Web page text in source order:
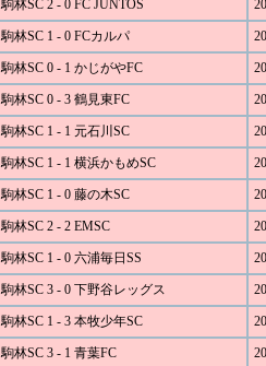
駒林SC 2 - 0 FC JUNTOS
駒林SC 1 - 0 FCカルパ
駒林SC 0 - 1 かじがやFC
駒林SC 0 - 3 鶴見東FC
駒林SC 1 - 1 元石川SC
駒林SC 1 - 1 横浜かもめSC
駒林SC 1 - 0 藤の木SC
駒林SC 2 - 2 EMSC
駒林SC 1 - 0 六浦毎日SS
駒林SC 3 - 0 下野谷レッグス
駒林SC 1 - 3 本牧少年SC
駒林SC 3 - 1 青葉FC